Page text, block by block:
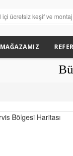
MAĞAZAMIZ
Bütün